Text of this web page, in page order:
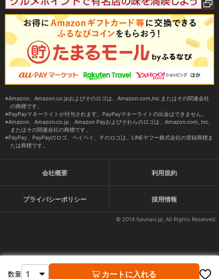
数量 カートに入れる
Amazon、Amazon.co.jpおよびそのロゴは、Amazon.com,Inc.またはその関連会社
の商標です。
PayPayマネーライトが付与されます。PayPayマネーライトの出金はできません。
Amazon、Amazon.co.jp、Amazon Payおよびそれらのロゴは、Amazon.com, Inc.
またはその関連会社の商標です。
PayPay、PayPayのロゴ、ペイペイ、Ｐのロゴは、LINEヤフー株式会社の登録商標ま
たは商標です。
会社概要 利用規約
プライバシーポリシー 採用情報
© 2014 furunavi.jp, All Rights Reserved.